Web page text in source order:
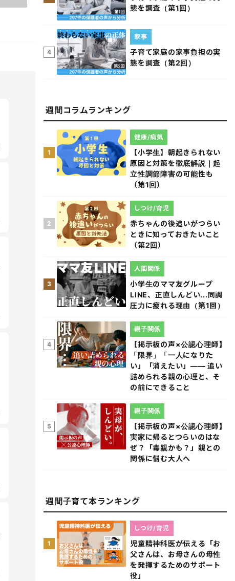
態を調査（第1回）
4
子育て家庭の家事負担の実
態を調査（第2回）
家事
週間コラムランキング
1
【小学生】朝起きられない
原因と対策を徹底解説｜起
立性調節障害の可能性も
（第1回）
健康/病気
2
赤ちゃんの後追いがつらい
ときに知っておきたいこと
（第2回）
しつけ/育児
3
小学生のママ友グループ
LINE、正直しんどい...同調
圧力に疲れる理由（第1回）
人間関係
4
【掲示板の声×公認心理師】
「限界」「一人になりた
い」「消えたい」―― 追い
詰められる親の心理と、そ
の前にできること
親子関係
5
【掲示板の声×公認心理師】
実家に帰るとつらいのはな
ぜ？「毒親かも？」親との
関係に悩む大人へ
親子関係
週間子育て本ランキング
1
児童精神科医が伝える「お
父さんは、お母さんの母性
を発揮するためのサポート
役」
しつけ/育児